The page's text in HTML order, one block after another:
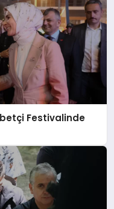
Festivalinde